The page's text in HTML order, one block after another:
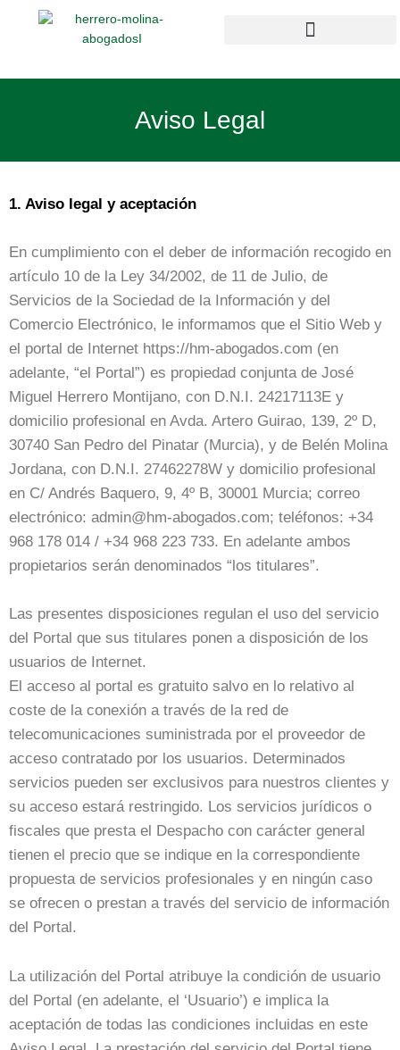
Aviso Legal
1. Aviso legal y aceptación
En cumplimiento con el deber de información recogido en
artículo 10 de la Ley 34/2002, de 11 de Julio, de
Servicios de la Sociedad de la Información y del
Comercio Electrónico, le informamos que el Sitio Web y
el portal de Internet https://hm-abogados.com (en
adelante, “el Portal”) es propiedad conjunta de José
Miguel Herrero Montijano, con D.N.I. 24217113E y
domicilio profesional en Avda. Artero Guirao, 139, 2º D,
30740 San Pedro del Pinatar (Murcia), y de Belén Molina
Jordana, con D.N.I. 27462278W y domicilio profesional
en C/ Andrés Baquero, 9, 4º B, 30001 Murcia; correo
electrónico: admin@hm-abogados.com; teléfonos: +34
968 178 014 / +34 968 223 733. En adelante ambos
propietarios serán denominados “los titulares”.
Las presentes disposiciones regulan el uso del servicio
del Portal que sus titulares ponen a disposición de los
usuarios de Internet.
El acceso al portal es gratuito salvo en lo relativo al
coste de la conexión a través de la red de
telecomunicaciones suministrada por el proveedor de
acceso contratado por los usuarios. Determinados
servicios pueden ser exclusivos para nuestros clientes y
su acceso estará restringido. Los servicios jurídicos o
fiscales que presta el Despacho con carácter general
tienen el precio que se indique en la correspondiente
propuesta de servicios profesionales y en ningún caso
se ofrecen o prestan a través del servicio de información
del Portal.
La utilización del Portal atribuye la condición de usuario
del Portal (en adelante, el ‘Usuario’) e implica la
aceptación de todas las condiciones incluidas en este